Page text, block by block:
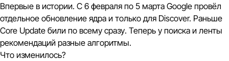
Впервые в истории. С 6 февраля по 5 марта Google провёл
отдельное обновление ядра и только для Discover. Раньше
Core Update били по всему сразу. Теперь у поиска и ленты
рекомендаций разные алгоритмы.
Что изменилось?